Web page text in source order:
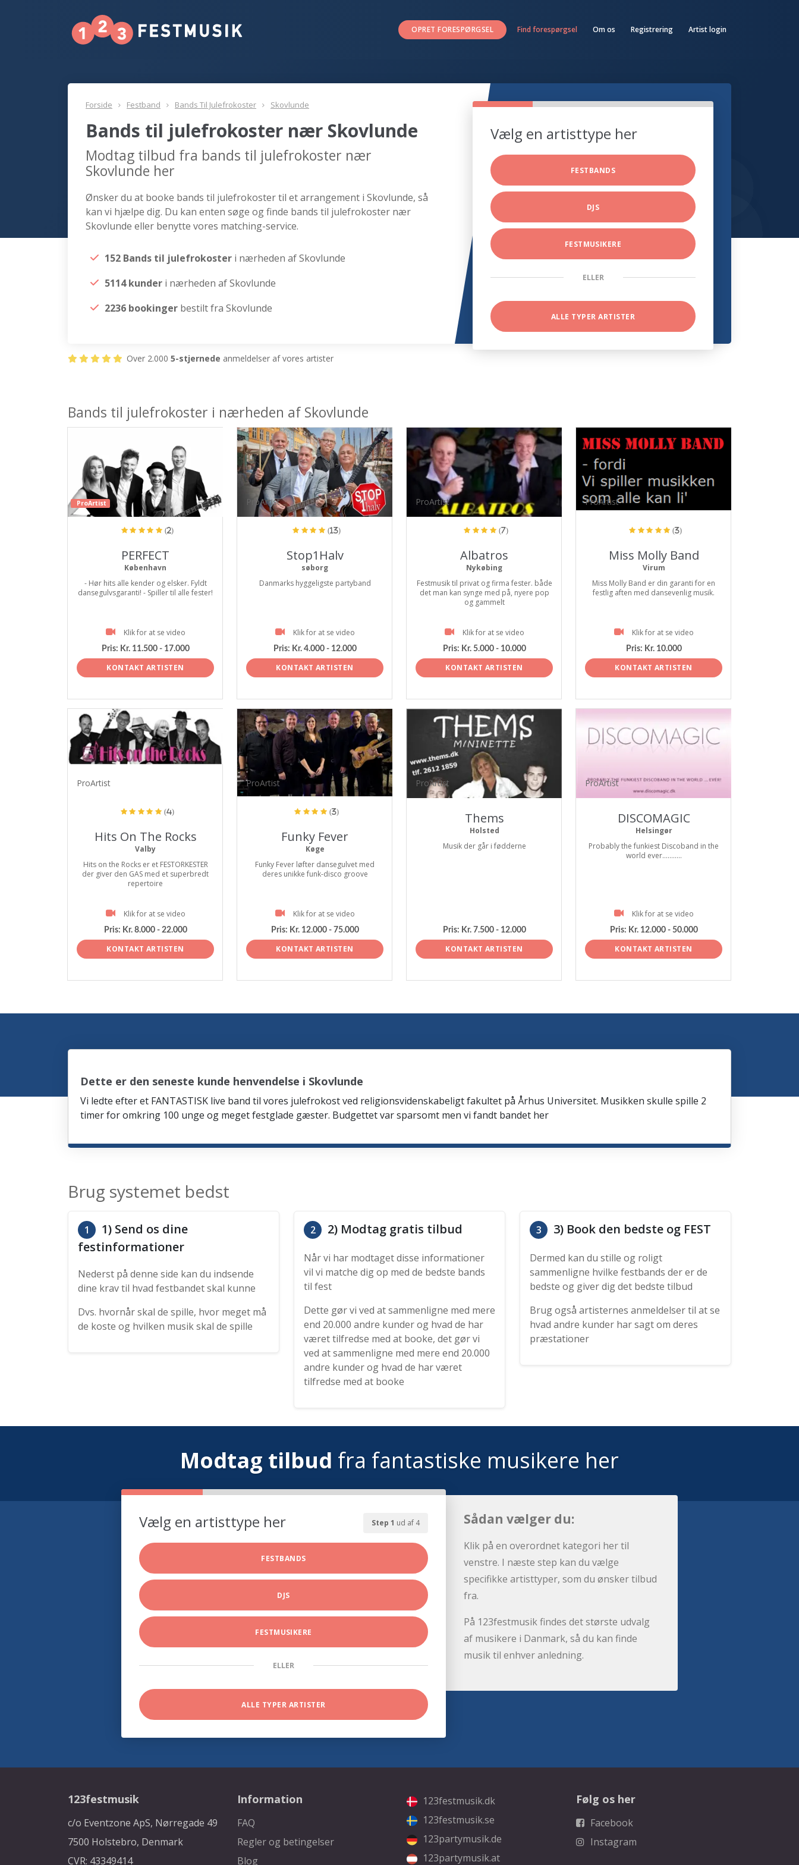
OPRET FORESPØRGSEL Find forespørgsel Om os Registrering Artist login
Forside Festband Bands Til Julefrokoster Skovlunde
Bands til julefrokoster nær Skovlunde
Modtag tilbud fra bands til julefrokoster nær
Skovlunde her
Ønsker du at booke bands til julefrokoster til et arrangement i Skovlunde, så
kan vi hjælpe dig. Du kan enten søge og finde bands til julefrokoster nær
Skovlunde eller benytte vores matching-service.
152 Bands til julefrokoster i nærheden af Skovlunde
5114 kunder i nærheden af Skovlunde
2236 bookinger bestilt fra Skovlunde
Vælg en artisttype her
FESTBANDS
DJS
FESTMUSIKERE
ELLER
ALLE TYPER ARTISTER
Over 2.000 5-stjernede anmeldelser af vores artister
Bands til julefrokoster i nærheden af Skovlunde
ProArtist
(2)
PERFECT
København
- Hør hits alle kender og elsker. Fyldt
dansegulvsgaranti! - Spiller til alle fester!
Klik for at se video
Pris: Kr. 11.500 - 17.000
KONTAKT ARTISTEN
ProArtist
(13)
Stop1Halv
søborg
Danmarks hyggeligste partyband
Klik for at se video
Pris: Kr. 4.000 - 12.000
KONTAKT ARTISTEN
ProArtist
(7)
Albatros
Nykøbing
Festmusik til privat og firma fester. både
det man kan synge med på, nyere pop
og gammelt
Klik for at se video
Pris: Kr. 5.000 - 10.000
KONTAKT ARTISTEN
ProArtist
(3)
Miss Molly Band
Virum
Miss Molly Band er din garanti for en
festlig aften med dansevenlig musik.
Klik for at se video
Pris: Kr. 10.000
KONTAKT ARTISTEN
ProArtist
(4)
Hits On The Rocks
Valby
Hits on the Rocks er et FESTORKESTER
der giver den GAS med et superbredt
repertoire
Klik for at se video
Pris: Kr. 8.000 - 22.000
KONTAKT ARTISTEN
ProArtist
(3)
Funky Fever
Køge
Funky Fever løfter dansegulvet med
deres unikke funk-disco groove
Klik for at se video
Pris: Kr. 12.000 - 75.000
KONTAKT ARTISTEN
ProArtist
Thems
Holsted
Musik der går i fødderne
Pris: Kr. 7.500 - 12.000
KONTAKT ARTISTEN
ProArtist
DISCOMAGIC
Helsingør
Probably the funkiest Discoband in the
world ever...........
Klik for at se video
Pris: Kr. 12.000 - 50.000
KONTAKT ARTISTEN
Dette er den seneste kunde henvendelse i Skovlunde
Vi ledte efter et FANTASTISK live band til vores julefrokost ved religionsvidenskabeligt fakultet på Århus Universitet. Musikken skulle spille 2
timer for omkring 100 unge og meget festglade gæster. Budgettet var sparsomt men vi fandt bandet her
Brug systemet bedst
1
1) Send os dine
festinformationer
Nederst på denne side kan du indsende
dine krav til hvad festbandet skal kunne
Dvs. hvornår skal de spille, hvor meget må
de koste og hvilken musik skal de spille
2 2) Modtag gratis tilbud
Når vi har modtaget disse informationer
vil vi matche dig op med de bedste bands
til fest
Dette gør vi ved at sammenligne med mere
end 20.000 andre kunder og hvad de har
været tilfredse med at booke, det gør vi
ved at sammenligne med mere end 20.000
andre kunder og hvad de har været
tilfredse med at booke
3 3) Book den bedste og FEST
Dermed kan du stille og roligt
sammenligne hvilke festbands der er de
bedste og giver dig det bedste tilbud
Brug også artisternes anmeldelser til at se
hvad andre kunder har sagt om deres
præstationer
Modtag tilbud fra fantastiske musikere her
Step 1 ud af 4
Vælg en artisttype her
FESTBANDS
DJS
FESTMUSIKERE
ELLER
ALLE TYPER ARTISTER
Sådan vælger du:
Klik på en overordnet kategori her til
venstre. I næste step kan du vælge
specifikke artisttyper, som du ønsker tilbud
fra.
På 123festmusik findes det største udvalg
af musikere i Danmark, så du kan finde
musik til enhver anledning.
123festmusik
c/o Eventzone ApS, Nørregade 49
7500 Holstebro, Denmark
CVR: 43349414
Information
FAQ
Regler og betingelser
Blog
123festmusik.dk
123festmusik.se
123partymusik.de
123partymusik.at
Følg os her
Facebook
Instagram